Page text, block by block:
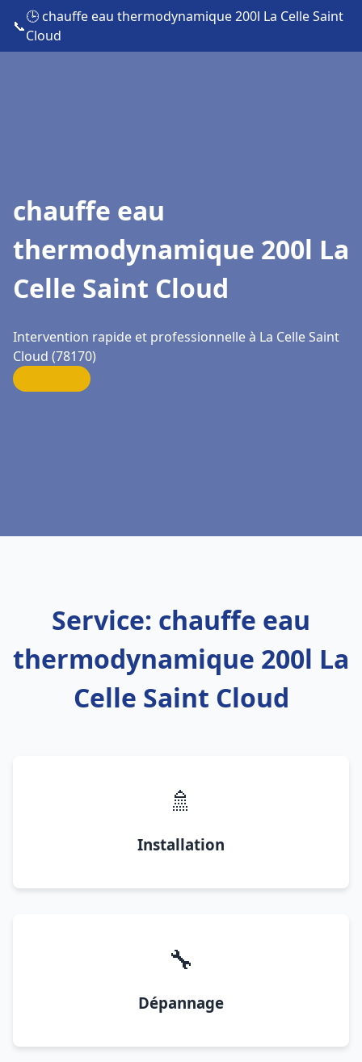
📞
🕒 chauffe eau thermodynamique 200l La Celle Saint
Cloud
chauffe eau
thermodynamique 200l La
Celle Saint Cloud
Intervention rapide et professionnelle à La Celle Saint
Cloud (78170)
Service: chauffe eau
thermodynamique 200l La
Celle Saint Cloud
🚿
Installation
🔧
Dépannage